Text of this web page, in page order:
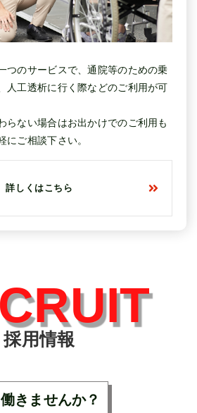
つのサービスで、通院等のための乗
人工透析に行く際などのご利用が可
らない場合はお出かけでのご利用も
にご相談下さい。
詳しくはこちら
採用情報
きませんか？